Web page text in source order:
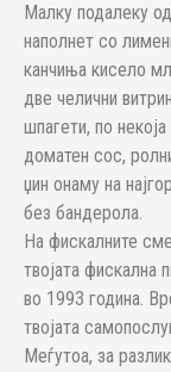
Малку подалеку
наполнет со
канчиња кисело
две челични
шпагети, по
доматен сос,
џин онаму на
без бандерола.
На фискалните
твојата фискална
во 1993 година.
твојата
Меѓутоа, за